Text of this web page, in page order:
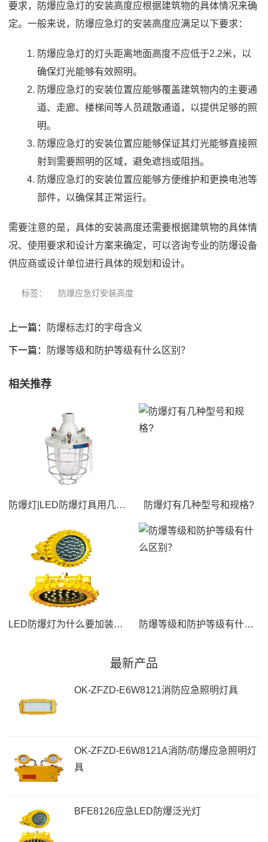
要求，防爆应急灯的安装高度应根据建筑物的具体情况来确
定。一般来说，
防爆应急灯的安装高度应满足以下要求：
防爆应急灯的灯头距离地面高度不应低于2.2米，以
确保灯光能够有效照明。
防爆应急灯的安装位置应能够覆盖建筑物内的主要通
道、走廊、楼梯间等人员疏散通道，以提供足够的照
明。
防爆应急灯的安装位置应能够保证其灯光能够直接照
射到需要照明的区域，避免遮挡或阻挡。
防爆应急灯的安装位置应能够方便维护和更换电池等
部件，以确保其正常运行。
需要注意的是，具体的安装高度还需要根据建筑物的具体情
况、使用要求和设计方案来确定，可以咨询专业的防爆设备
供应商或设计单位进行具体的规划和设计。
标签： 防爆应急灯安装高度
上一篇： 防爆标志灯的字母含义
下一篇： 防爆等级和防护等级有什么区别？
相关推荐
防爆灯|LED防爆灯具用几平方的线? 防爆灯有几种型号和规格?
LED防爆灯为什么要加装反光板？反光板有什么好处？ 防爆等级和防护等级有什么区别？
最新产品
OK-ZFZD-E6W8121消防应急照明灯具
OK-ZFZD-E6W8121A消防/防爆应急照明灯
具
BFE8126应急LED防爆泛光灯